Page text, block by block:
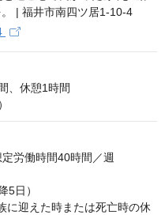
、休憩1時間
労働時間40時間／週
5日）
に迎えた時または死亡時の休